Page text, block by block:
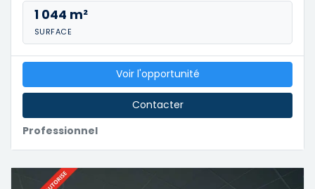
1 044 m²
SURFACE
Professionnel
Voir l'opportunité
Contacter